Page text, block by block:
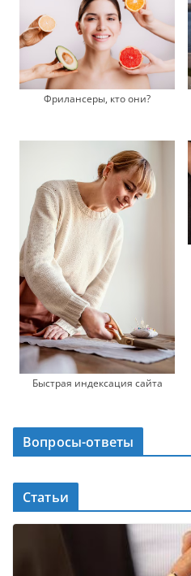
Фрилансеры, кто они?
Быстрая индексация сайта
Вопросы-ответы
Статьи